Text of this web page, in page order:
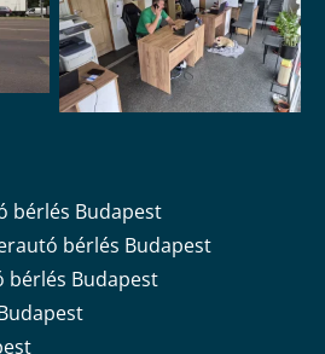
bérlés Budapest
bérlés Budapest
bérlés Budapest